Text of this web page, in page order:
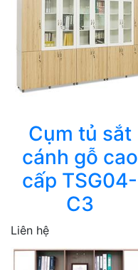
Cụm tủ sắt
cánh gỗ cao
cấp TSG04-
C3
Liên hệ